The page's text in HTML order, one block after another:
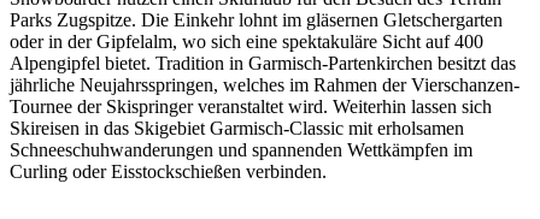
Parks Zugspitze. Die Einkehr lohnt im gläsernen Gletschergarten
oder in der Gipfelalm, wo sich eine spektakuläre Sicht auf 400
Alpengipfel bietet. Tradition in Garmisch-Partenkirchen besitzt das
jährliche Neujahrsspringen, welches im Rahmen der Vierschanzen-
Tournee der Skispringer veranstaltet wird. Weiterhin lassen sich
Skireisen in das Skigebiet Garmisch-Classic mit erholsamen
Schneeschuhwanderungen und spannenden Wettkämpfen im
Curling oder Eisstockschießen verbinden.